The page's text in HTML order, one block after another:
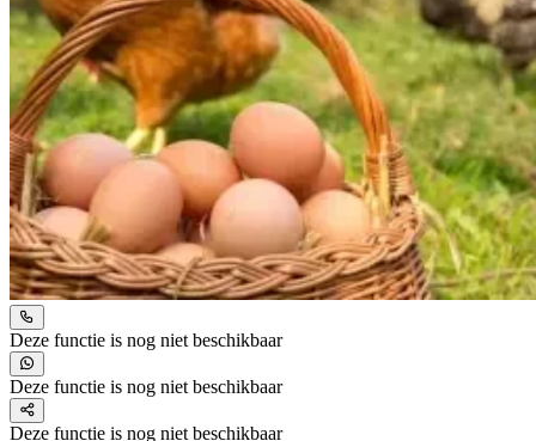
Deze functie is nog niet beschikbaar
Deze functie is nog niet beschikbaar
Deze functie is nog niet beschikbaar